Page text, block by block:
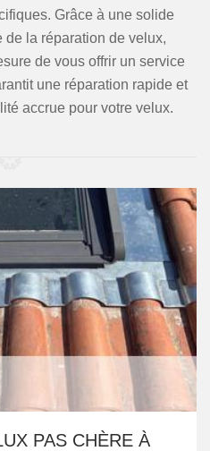
Grâce à une solide
la réparation de velux,
de vous offrir un service
une réparation rapide et
accrue pour votre velux.
PAS CHÈRE À